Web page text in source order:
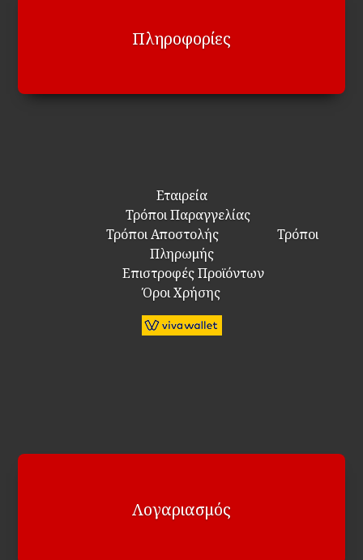
Πληροφορίες
Εταιρεία
Τρόποι Παραγγελίας
Τρόποι Αποστολής
Τρόποι
Πληρωμής
Επιστροφές Προϊόντων
Όροι Χρήσης
Λογαριασμός